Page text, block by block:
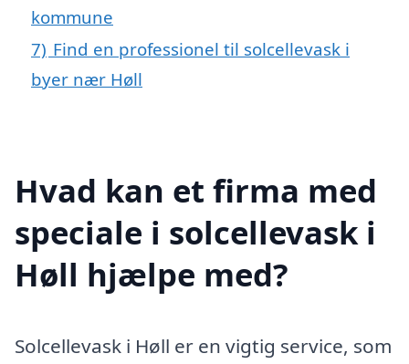
kommune
7) Find en professionel til solcellevask i
byer nær Høll
Hvad kan et firma med
speciale i solcellevask i
Høll hjælpe med?
Solcellevask i Høll er en vigtig service, som